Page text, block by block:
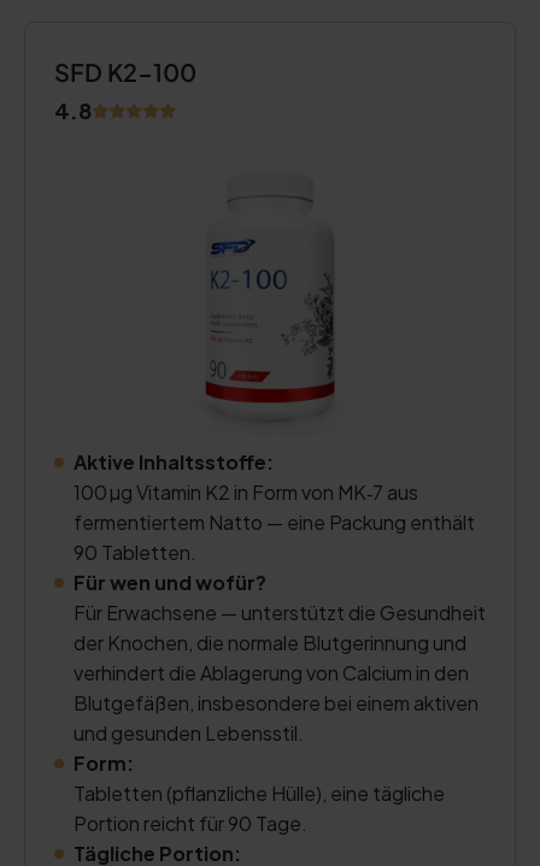
SFD K2-100
4.8
Aktive Inhaltsstoffe:
100 µg Vitamin K2 in Form von MK‑7 aus
fermentiertem Natto — eine Packung enthält
90 Tabletten.
Für wen und wofür?
Für Erwachsene — unterstützt die Gesundheit
der Knochen, die normale Blutgerinnung und
verhindert die Ablagerung von Calcium in den
Blutgefäßen, insbesondere bei einem aktiven
und gesunden Lebensstil.
Form:
Tabletten (pflanzliche Hülle), eine tägliche
Portion reicht für 90 Tage.
Tägliche Portion: